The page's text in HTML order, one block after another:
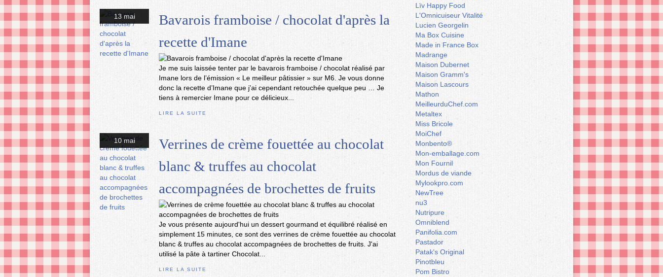
13 mai
Bavarois framboise / chocolat d'après la
recette d'Imane
Je me suis laissée tenter par le bavarois framboise / chocolat réalisé par
Imane lors de l’émission « Le meilleur pâtissier » sur M6. Je vous donne
donc la recette d’Imane que j’ai cependant retouchée quelque peu … Je
tiens à remercier Imane pour ce délicieux...
LIRE LA SUITE
10 mai
Verrines de crème fouettée au chocolat
blanc & truffes au chocolat
accompagnées de brochettes de fruits
Je vous présente aujourd'hui un dessert gourmand et équilibré réalisé en
simplement 15 minutes, ce sont des verrines de crème fouettée au chocolat
blanc & truffes au chocolat accompagnées de brochettes de fruits. J'ai
utilisé la pâte à tartiner Chocolat...
LIRE LA SUITE
Lïv Happy Food
L'Omnicuiseur Vitalité
Lucien Georgelin
Ma Box Cuisine
Made in France Box
Madrange
Maison Dubernet
Maison Gramm's
Maison Lascours
Mathon
MeilleurduChef.com
Metaltex
Miss Bricole
MoiChef
Monbento®
Mon-emballage.com
Mon Fournil
Mordus de viande
Mylookpro.com
NewTree
nu3
Nutripure
Omniblend
Panifolia.com
Pastador
Patak's Original
Pinotbleu
Pom Bistro